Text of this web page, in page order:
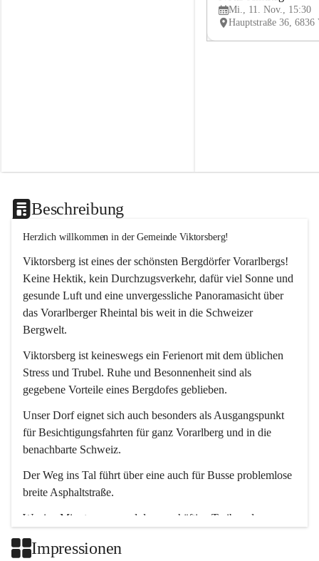
Mi., 11. Nov., 15:30
Beschreibung
Herzlich willkommen in der Gemeinde Viktorsberg!
Viktorsberg ist eines der schönsten Bergdörfer Vorarlbergs!
Keine Hektik, kein Durchzugsverkehr, dafür viel Sonne und
gesunde Luft und eine unvergessliche Panoramasicht über
das Vorarlberger Rheintal bis weit in die Schweizer
Bergwelt.
Viktorsberg ist keineswegs ein Ferienort mit dem üblichen
Stress und Trubel. Ruhe und Besonnenheit sind als
gegebene Vorteile eines Bergdofes geblieben.
Unser Dorf eignet sich auch besonders als Ausgangspunkt
für Besichtigungsfahrten für ganz Vorarlberg und in die
benachbarte Schweiz.
Der Weg ins Tal führt über eine auch für Busse problemlose
breite Asphaltstraße.
Wenige Minuten nur, und das geschäftige Treiben der
Impressionen